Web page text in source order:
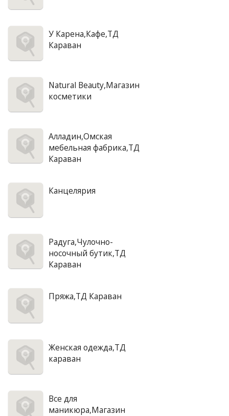
У Карена,Кафе,ТД
Караван
Natural Beauty,Магазин
косметики
Алладин,Омская
мебельная фабрика,ТД
Караван
Канцелярия
Радуга,Чулочно-
носочный бутик,ТД
Караван
Пряжа,ТД Караван
Женская одежда,ТД
караван
Все для
маникюра,Магазин